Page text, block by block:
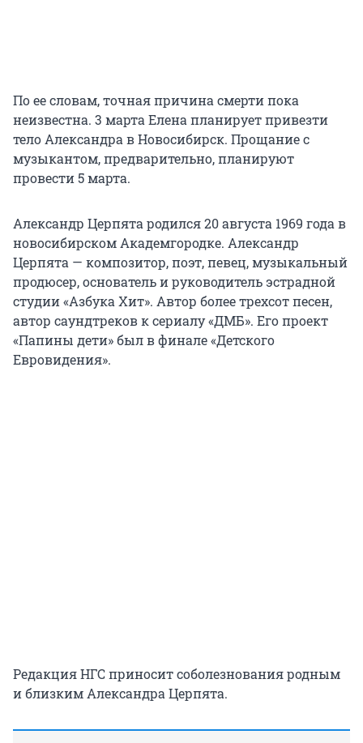
По ее словам, точная причина смерти пока
неизвестна. 3 марта Елена планирует привезти
тело Александра в Новосибирск. Прощание с
музыкантом, предварительно, планируют
провести 5 марта.
Александр Церпята родился 20 августа 1969 года в
новосибирском Академгородке. Александр
Церпята — композитор, поэт, певец, музыкальный
продюсер, основатель и руководитель эстрадной
студии «Азбука Хит». Автор более трехсот песен,
автор саундтреков к сериалу «ДМБ». Его проект
«Папины дети» был в финале «Детского
Евровидения».
Редакция НГС приносит соболезнования родным
и близким Александра Церпята.